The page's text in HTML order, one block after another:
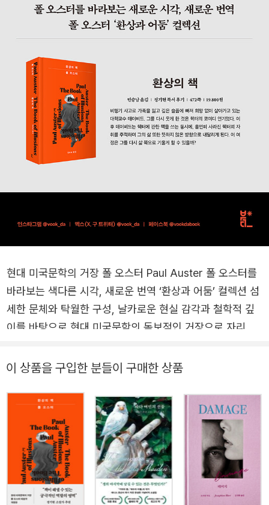
현대 미국문학의 거장 폴 오스터 Paul Auster 폴 오스터를
바라보는 색다른 시각, 새로운 번역 ‘환상과 어둠’ 컬렉션 섬
세한 문체와 탁월한 구성, 날카로운 현실 감각과 철학적 깊
이를 바탕으로 현대 미국문학의 독보적인 거장으로 자리매
이 ‘환상과 어둠’ 컬렉션으로 북다에서 출간되었다. 1970년
대표할 작가’라는 평가를 받으며 국제적인 주목을 받았다.
이후 반세기 동안 소설과 산문, 시나리오와 번역까지 폭넓게
활동하며 문학의 경계를 넓혀왔다. 작가는 현실의 세밀한 질
감을 포착하는 동시에 환상적 요소를 절묘하게 결합해, 인간
이 겪는 상실과 고독, 애도의 문제를 집요하게 탐구했다. 《뉴
욕 3부작》은 메타픽션적 서사의 전범으로 불리며 새로운 장
이 상품을 구입한 분들이 구매한 상품